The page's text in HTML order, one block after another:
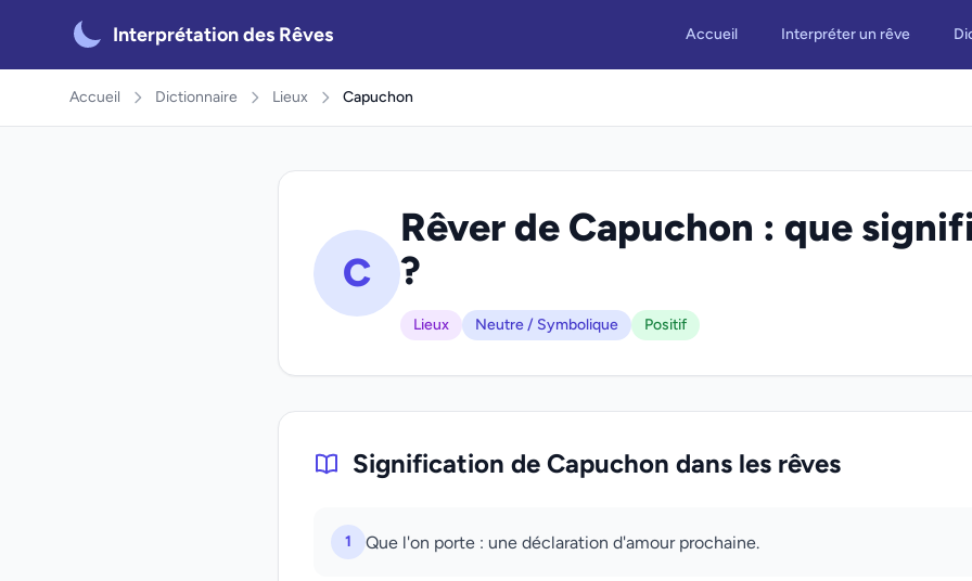
Interprétation des Rêves Accueil Interpréter un rêve
Accueil Dictionnaire Lieux Capuchon
C
Rêver de Capuchon : que
?
Lieux Neutre / Symbolique Positif
Signification de Capuchon dans les rêves
1 Que l'on porte : une déclaration d'amour prochaine.